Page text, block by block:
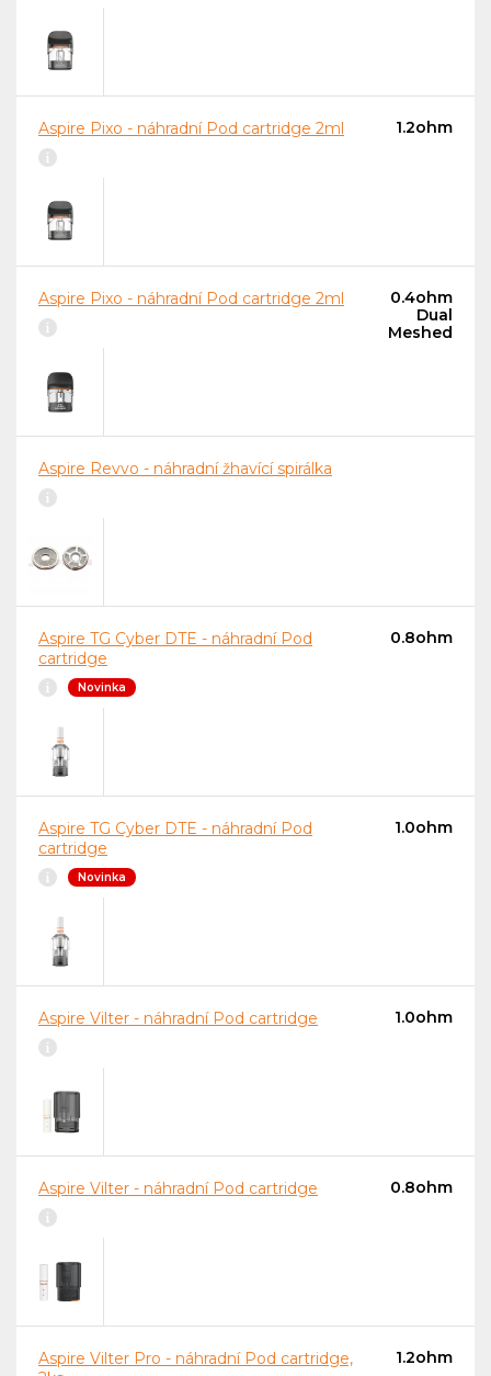
Aspire Pixo - náhradní Pod cartridge 2ml 1.2ohm
Aspire Pixo - náhradní Pod cartridge 2ml
0.4ohm
Dual
Meshed
Aspire Revvo - náhradní žhavící spirálka
Aspire TG Cyber DTE - náhradní Pod
cartridge
Novinka
0.8ohm
Aspire TG Cyber DTE - náhradní Pod
cartridge
Novinka
1.0ohm
Aspire Vilter - náhradní Pod cartridge 1.0ohm
Aspire Vilter - náhradní Pod cartridge 0.8ohm
Aspire Vilter Pro - náhradní Pod cartridge,
1.2ohm